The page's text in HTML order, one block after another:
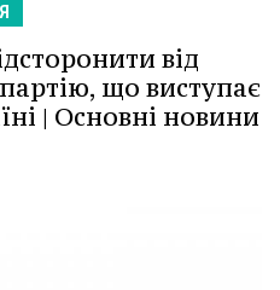
від
що виступає
| Основні новини